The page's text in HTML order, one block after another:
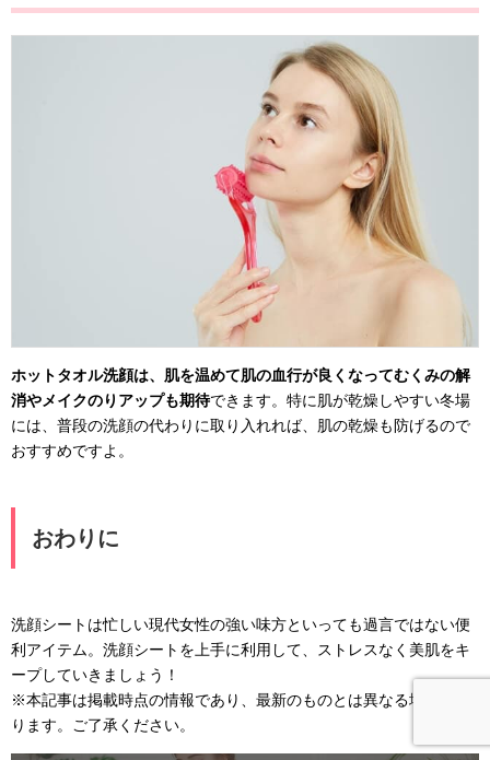
ホットタオル洗顔は、肌を温めて肌の血行が良くなってむくみの解
消やメイクのりアップも期待できます。特に肌が乾燥しやすい冬場
には、普段の洗顔の代わりに取り入れれば、肌の乾燥も防げるので
おすすめですよ。
おわりに
洗顔シートは忙しい現代女性の強い味方といっても過言ではない便
利アイテム。洗顔シートを上手に利用して、ストレスなく美肌をキ
ープしていきましょう！
※本記事は掲載時点の情報であり、最新のものとは異なる場合があ
ります。ご了承ください。